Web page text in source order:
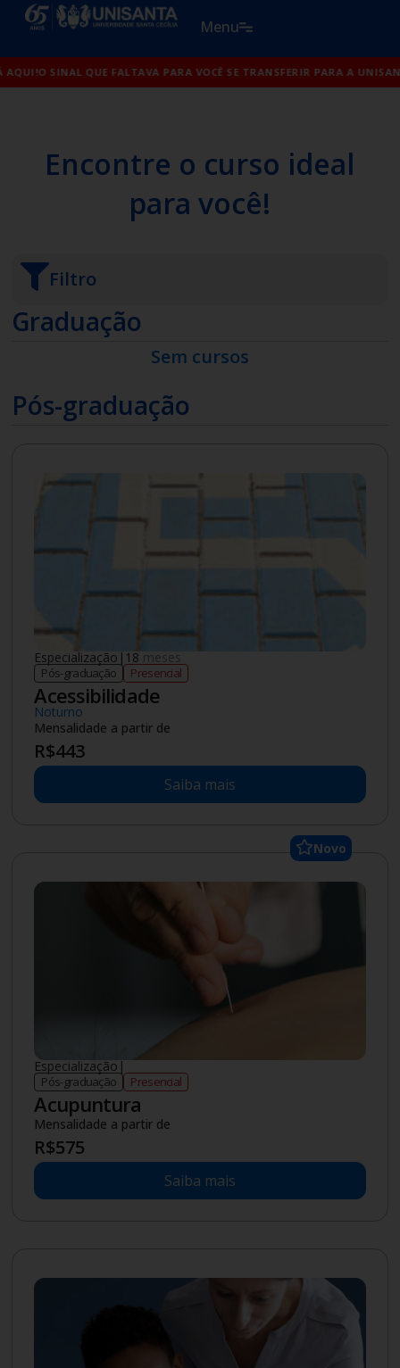
o
conteúdo
Menu
TRANSFERIR PARA A UNISANTA ESTÁ AQUI! O SINAL QUE
Encontre o curso ideal
para você!
Filtro
Graduação
Sem cursos
Pós-graduação
Especialização | 18 meses
Pós-graduação Presencial
Acessibilidade
Noturno
Mensalidade a partir de
R$443
Saiba mais
Novo
Especialização |
Pós-graduação Presencial
Acupuntura
Mensalidade a partir de
R$575
Saiba mais